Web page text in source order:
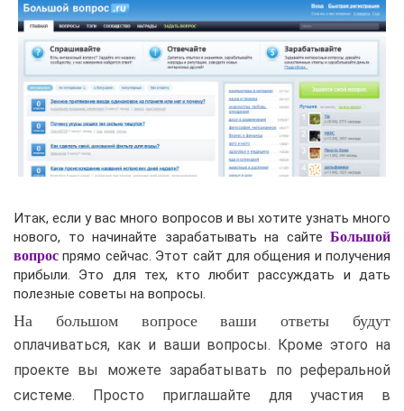
Итак, если у вас много вопросов и вы хотите узнать много
нового, то начинайте зарабатывать на сайте Большой
вопрос прямо сейчас. Этот сайт для общения и получения
прибыли. Это для тех, кто любит рассуждать и дать
полезные советы на вопросы.
На большом вопросе ваши ответы будут
оплачиваться, как и ваши вопросы. Кроме этого на
проекте вы можете зарабатывать по реферальной
системе. Просто приглашайте для участия в